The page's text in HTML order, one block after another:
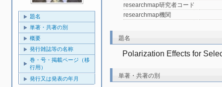
題名
単著・共著の別
概要
発行雑誌等の名称
巻・号・掲載ページ（移
行用）
発行又は発表の年月
researchmap研究者コード
researchmap機関
題名
Polarization Effects for
単著・共著の別